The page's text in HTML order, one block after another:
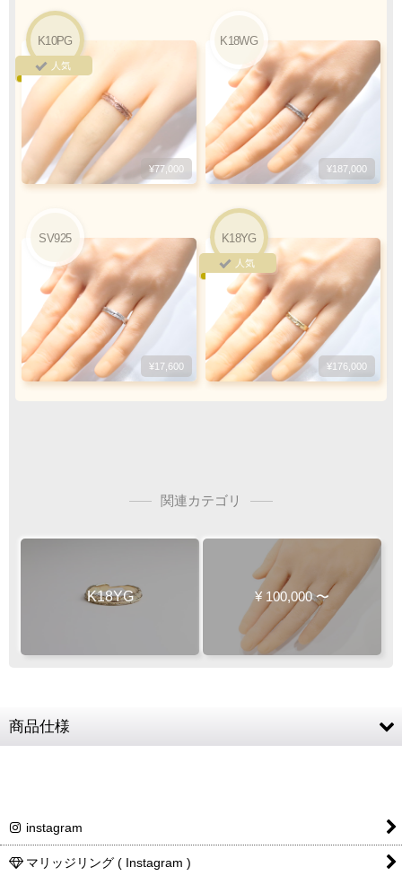
ご注文・決済お手続き完了後
製作・お届け となります
キャンセル・返品不可
サイズ等にご注意下さい
K10PG
人気
¥77,000
K18WG
¥187,000
SV925
¥17,600
K18YG
人気
¥176,000
関連カテゴリ
K18YG ¥ 100,000 〜
商品仕様
リング幅
商品詳細金額・送料 税込表記です
instagram
マリッジリング ( Instagram )